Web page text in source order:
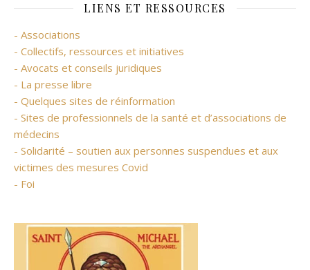
LIENS ET RESSOURCES
- Associations
- Collectifs, ressources et initiatives
- Avocats et conseils juridiques
- La presse libre
- Quelques sites de réinformation
- Sites de professionnels de la santé et d’associations de
médecins
- Solidarité – soutien aux personnes suspendues et aux
victimes des mesures Covid
- Foi